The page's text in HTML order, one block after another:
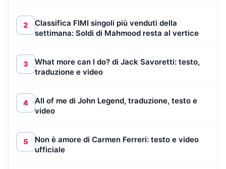
2
Classifica FIMI singoli più venduti della
settimana: Soldi di Mahmood resta al vertice
3
What more can I do? di Jack Savoretti: testo,
traduzione e video
4
All of me di John Legend, traduzione, testo e
video
5
Non è amore di Carmen Ferreri: testo e video
ufficiale